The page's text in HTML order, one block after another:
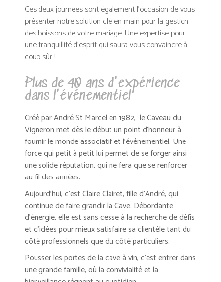
Ces deux journées sont également l’occasion de vous
présenter notre solution clé en main pour la gestion
des boissons de votre mariage. Une expertise pour
une tranquillité d’esprit qui saura vous convaincre à
coup sûr !
Plus de 40 ans d'expérience
dans l'événementiel
Créé par André St Marcel en 1982, le Caveau du
Vigneron met dès le début un point d’honneur à
fournir le monde associatif et l’événementiel. Une
force qui petit à petit lui permet de se forger ainsi
une solide réputation, qui ne fera que se renforcer
au fil des années.
Aujourd’hui, c’est Claire Clairet, fille d’André, qui
continue de faire grandir la Cave. Débordante
d’énergie, elle est sans cesse à la recherche de défis
et d’idées pour mieux satisfaire sa clientèle tant du
côté professionnels que du côté particuliers.
Pousser les portes de la cave à vin, c’est entrer dans
une grande famille, où la convivialité et la